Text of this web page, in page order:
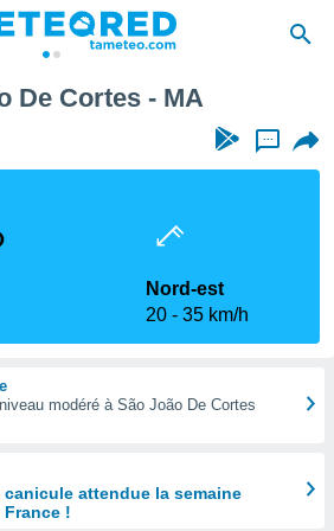
De Cortes - MA
...
Nord-est
20
35 km/h
modéré à São João De Cortes
attendue la semaine
!